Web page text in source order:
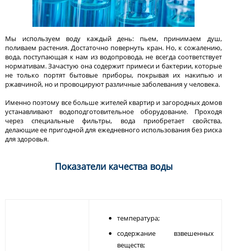
Мы используем воду каждый день: пьем, принимаем душ,
поливаем растения. Достаточно повернуть кран. Но, к сожалению,
вода, поступающая к нам из водопровода, не всегда соответствует
нормативам. Зачастую она содержит примеси и бактерии, которые
не только портят бытовые приборы, покрывая их накипью и
ржавчиной, но и провоцируют различные заболевания у человека.
Именно поэтому все больше жителей квартир и загородных домов
устанавливают водоподготовительное оборудование. Проходя
через специальные фильтры, вода приобретает свойства,
делающие ее пригодной для ежедневного использования без риска
для здоровья.
Показатели качества воды
температура;
содержание взвешенных
веществ;